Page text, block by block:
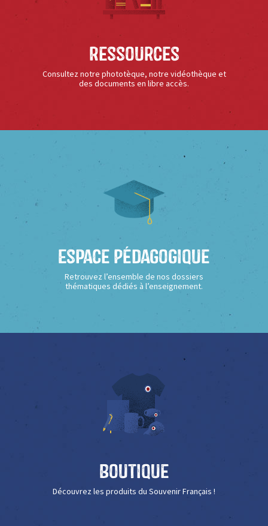
Ressources
Consultez notre phototèque, notre vidéothèque et
des documents en libre accès.
Espace Pédagogique
Retrouvez l’ensemble de nos dossiers
thématiques dédiés à l’enseignement.
Boutique
Découvrez les produits du Souvenir Français !